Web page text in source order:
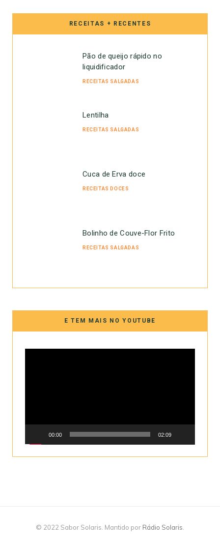
RECEITAS + RECENTES
Pão de queijo rápido no
liquidificador
RECEITAS SALGADAS
Lentilha
RECEITAS SALGADAS
Cuca de Erva doce
RECEITAS DOCES
Bolinho de Couve-Flor Frito
RECEITAS SALGADAS
E TEM MAIS NO YOUTUBE
00:00 02:09
© 2022 Sabor Solaris. Mantido por Rádio Solaris.